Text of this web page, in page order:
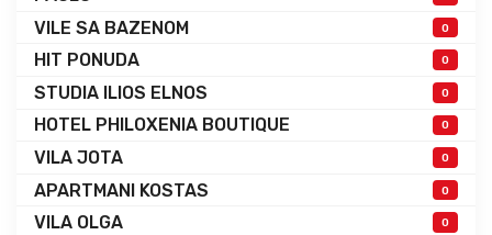
VILE SA BAZENOM 0
HIT PONUDA 0
STUDIA ILIOS ELNOS 0
HOTEL PHILOXENIA BOUTIQUE 0
VILA JOTA 0
APARTMANI KOSTAS 0
VILA OLGA 0